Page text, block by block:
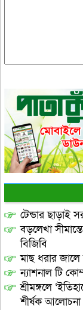
টেন্ডার ছাড়াই
বড়লেখা
বিজিবি
মাছ ধরার
ন্যাশনাল টি
শ্রীমঙ্গলে
শীর্ষক